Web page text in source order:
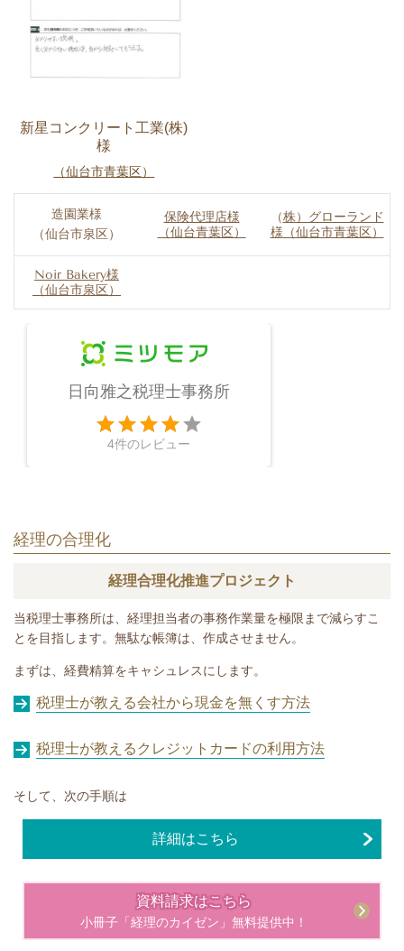
新星コンクリート工業(株)
様
（仙台市青葉区）
造園業様
（仙台市泉区）
保険代理店様
（仙台青葉区）
（株）グローランド
様 （仙台市青葉区）
Noir Bakery様
（仙台市泉区）
日向雅之税理士事務所
4件のレビュー
経理の合理化
経理合理化推進プロジェクト
当税理士事務所は、経理担当者の事務作業量を極限まで減らすこ
とを目指します。無駄な帳簿は、作成させません。
まずは、経費精算をキャシュレスにします。
税理士が教える会社から現金を無くす方法
税理士が教えるクレジットカードの利用方法
そして、次の手順は
詳細はこちら
資料請求はこちら
小冊子「経理のカイゼン」無料提供中！